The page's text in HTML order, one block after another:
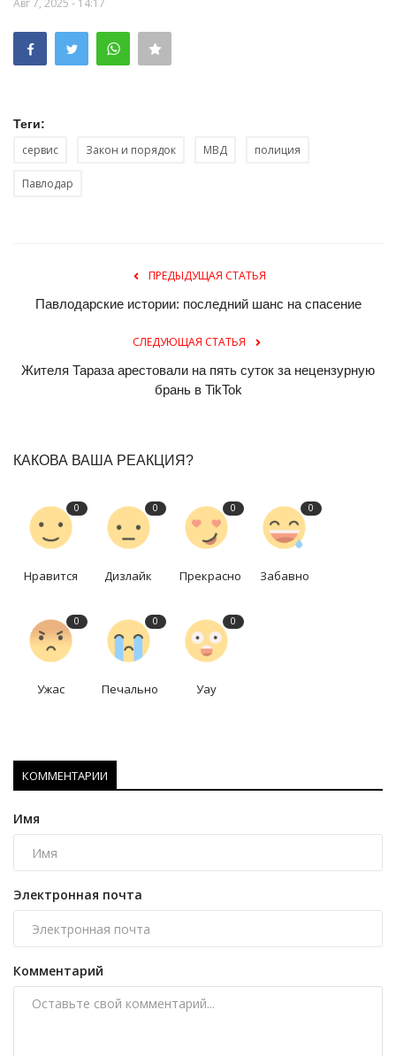
Авг 7, 2025 - 14:17
Теги:
сервис Закон и порядок МВД полиция
Павлодар
ПРЕДЫДУЩАЯ СТАТЬЯ
Павлодарские истории: последний шанс на спасение
СЛЕДУЮЩАЯ СТАТЬЯ
Жителя Тараза арестовали на пять суток за нецензурную
брань в TikTok
КАКОВА ВАША РЕАКЦИЯ?
0
Нравится
0
Дизлайк
0
Прекрасно
0
Забавно
0
Ужас
0
Печально
0
Уау
КОММЕНТАРИИ
Имя
Электронная почта
Комментарий